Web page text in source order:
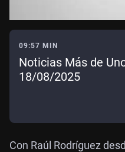
09:57 MIN
Noticias Más de
18/08/2025
Con Raúl Rodríguez